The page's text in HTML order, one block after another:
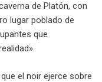
de Platón, con
lugar poblado de
que
el noir ejerce sobre